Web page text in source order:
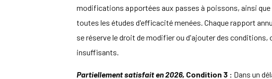
modifications apportées aux passes à poissons, ainsi
toutes les études d'efficacité menées. Chaque rapport
se réserve le droit de modifier ou d'ajouter des
insuffisants.
Partiellement satisfait en 2026, Condition 3 : Dans un